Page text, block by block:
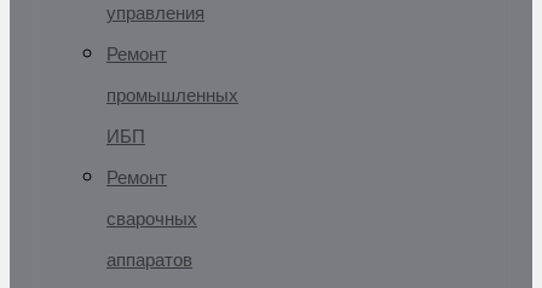
управления
Ремонт
промышленных
ИБП
Ремонт
сварочных
аппаратов